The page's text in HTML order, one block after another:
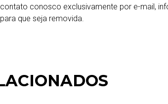
conosco exclusivamente por e-mail,
que seja removida.